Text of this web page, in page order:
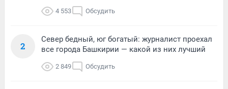
4 553 Обсудить
2
Север бедный, юг богатый: журналист проехал
все города Башкирии — какой из них лучший
2 849 Обсудить